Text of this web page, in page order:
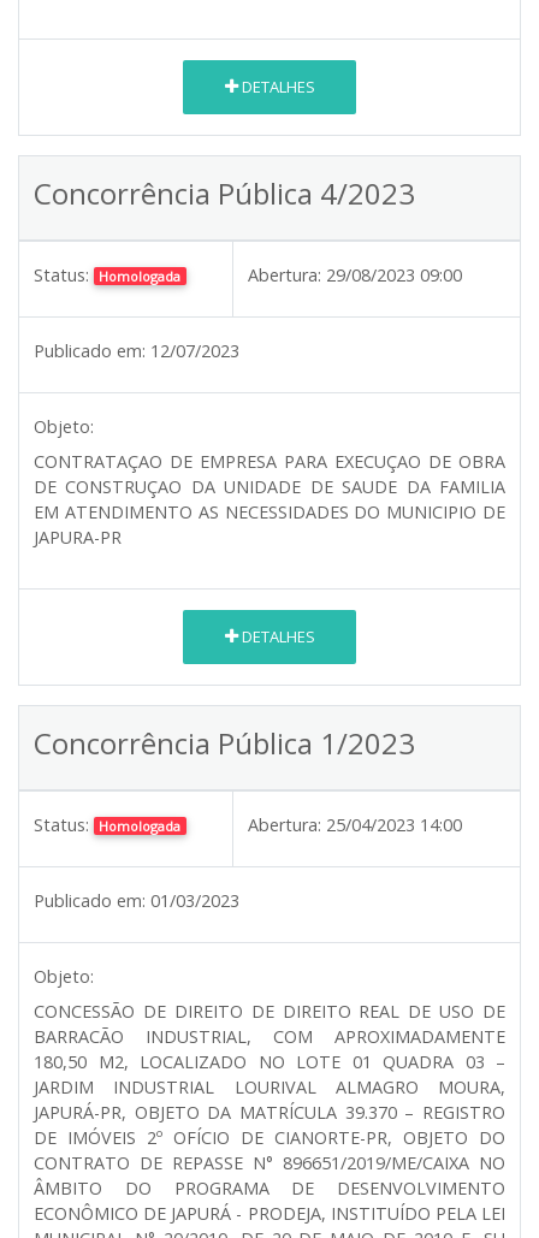
DETALHES
Concorrência Pública 4/2023
Status: Homologada Abertura: 29/08/2023 09:00
Publicado em: 12/07/2023
Objeto:
CONTRATAÇAO DE EMPRESA PARA EXECUÇAO DE OBRA
DE CONSTRUÇAO DA UNIDADE DE SAUDE DA FAMILIA
EM ATENDIMENTO AS NECESSIDADES DO MUNICIPIO DE
JAPURA-PR
DETALHES
Concorrência Pública 1/2023
Status: Homologada Abertura: 25/04/2023 14:00
Publicado em: 01/03/2023
Objeto:
CONCESSÃO DE DIREITO DE DIREITO REAL DE USO DE
BARRACÃO INDUSTRIAL, COM APROXIMADAMENTE
180,50 M2, LOCALIZADO NO LOTE 01 QUADRA 03 –
JARDIM INDUSTRIAL LOURIVAL ALMAGRO MOURA,
JAPURÁ-PR, OBJETO DA MATRÍCULA 39.370 – REGISTRO
DE IMÓVEIS 2º OFÍCIO DE CIANORTE-PR, OBJETO DO
CONTRATO DE REPASSE N° 896651/2019/ME/CAIXA NO
ÂMBITO DO PROGRAMA DE DESENVOLVIMENTO
ECONÔMICO DE JAPURÁ - PRODEJA, INSTITUÍDO PELA LEI